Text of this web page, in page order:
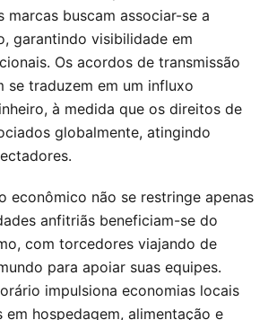
marcas buscam associar-se a
garantindo visibilidade em
Os acordos de transmissão
se traduzem em um influxo
à medida que os direitos de
globalmente, atingindo
econômico não se restringe apenas
anfitriãs beneficiam-se do
com torcedores viajando de
para apoiar suas equipes.
impulsiona economias locais
hospedagem, alimentação e